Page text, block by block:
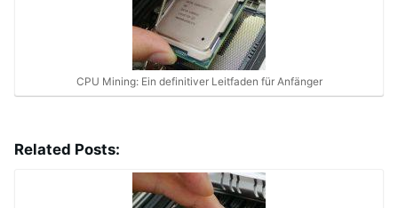
CPU Mining: Ein definitiver Leitfaden für Anfänger
Related Posts: